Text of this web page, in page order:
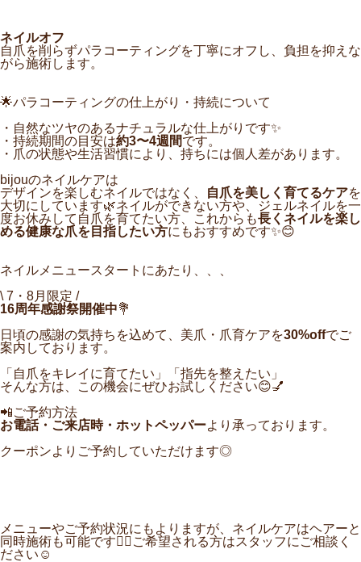
ネイルオフ
自爪を削らずパラコーティングを丁寧にオフし、負担を抑えな
がら施術します。
🌟パラコーティングの仕上がり・持続について
・自然なツヤのあるナチュラルな仕上がりです✨
・持続期間の目安は約3〜4週間です。
・爪の状態や生活習慣により、持ちには個人差があります。
bijouのネイルケアは
デザインを楽しむネイルではなく、
自爪を美しく育てるケアを
大切にしています🌿ネイルができない方や、ジェルネイルを一
度お休みして自爪を育てたい方、これからも長くネイルを楽し
める健康な爪を目指したい方にもおすすめです✨😊
ネイルメニュースタートにあたり、、、
\ 7・8月限定 /
16周年感謝祭開催中💐
日頃の感謝の気持ちを込めて、美爪・爪育ケアを30%offでご
案内しております。
「自爪をキレイに育てたい」「指先を整えたい」
そんな方は、この機会にぜひお試しください😊💅
📲ご予約方法
お電話・ご来店時・ホットペッパーより承っております。
クーポンよりご予約していただけます◎
メニューやご予約状況にもよりますが、ネイルケアはヘアーと
同時施術も可能です💇‍♀️ご希望される方はスタッフにご相談く
ださい☺️